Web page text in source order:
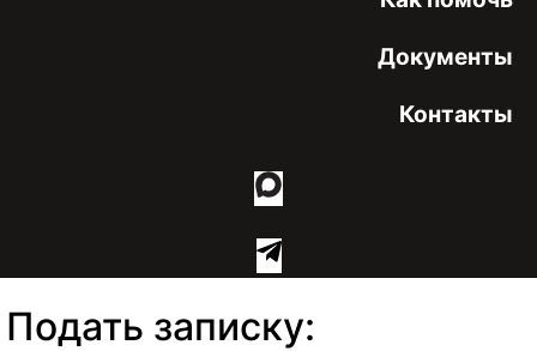
Документы
Контакты
Подать записку: